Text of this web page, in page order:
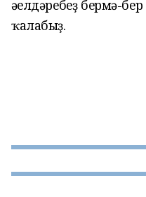
әһелдәребеҙ бермә-
ҡалабыҙ.